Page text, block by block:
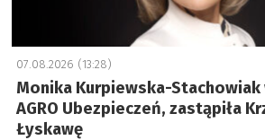
07.08.2026 (13:28)
Monika Kurpiewska-Stachowiak
AGRO Ubezpieczeń, zastąpiła
Łyskawę